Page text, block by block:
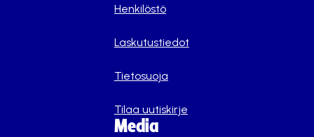
Henkilöstö
Laskutustiedot
Tietosuoja
Tilaa uutiskirje
Media